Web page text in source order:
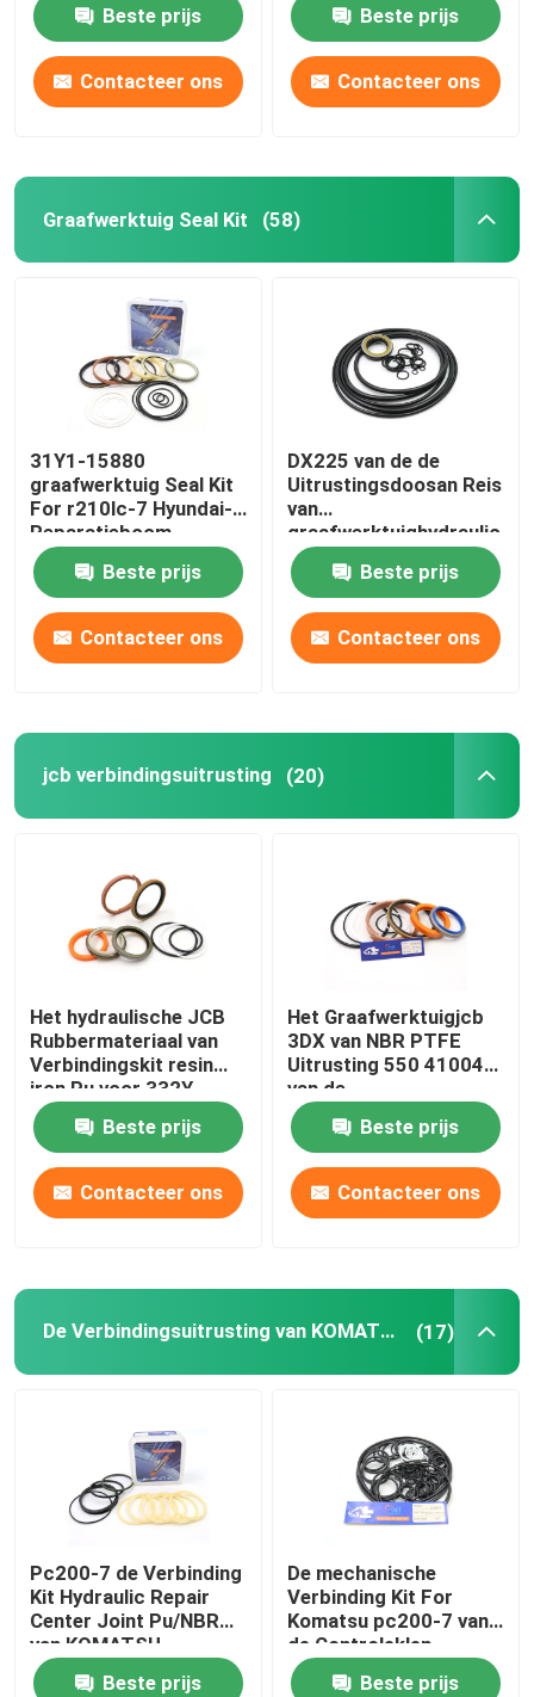
Huis
Producten
Video's
Ongeveer ons
Nieuws
De hydraulische uitrusting van de brekerverbinding
Graafwerktuig Seal Kit
jcb verbindingsuitrusting
De Verbindingsuitrusting van KOMATSU
Hydraulische Olieverbinding
Hydraulische Stofverbinding
Hydraulische Zuigerverbinding
Hydraulische Bufferring
Beste prijs
Contacteer ons
Beste prijs
Contacteer ons
Graafwerktuig Seal Kit (58)
31Y1-15880
graafwerktuig Seal Kit
For r210lc-7 Hyundai-
Reparatieboom
Beste prijs
Contacteer ons
DX225 van de de
Uitrustingsdoosan Reis
van
graafwerktuighydraulic
pump seal de
Uitrusting van de de
Motorverbinding
Beste prijs
Contacteer ons
jcb verbindingsuitrusting (20)
Het hydraulische JCB
Rubbermateriaal van
Verbindingskit resin
iron Pu voor 332Y-
5599
Beste prijs
Contacteer ons
Het Graafwerktuigjcb
3DX van NBR PTFE
Uitrusting 550 41004
van de
Stabilisatorverbinding
Beste prijs
Contacteer ons
De Verbindingsuitrusting van KOMATSU (17)
Pc200-7 de Verbinding
Kit Hydraulic Repair
Center Joint Pu/NBR
van KOMATSU
Beste prijs
De mechanische
Verbinding Kit For
Komatsu pc200-7 van
de Controleklep
Graafwerktuig
Beste prijs